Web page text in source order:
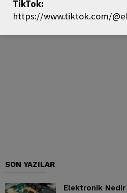
SON YAZILAR
Elektronik Nedir
TikTok:
https://www.tiktok.com/